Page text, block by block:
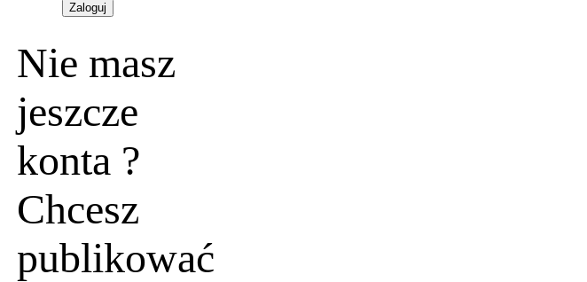
Nie masz
jeszcze
konta ?
Chcesz
publikować